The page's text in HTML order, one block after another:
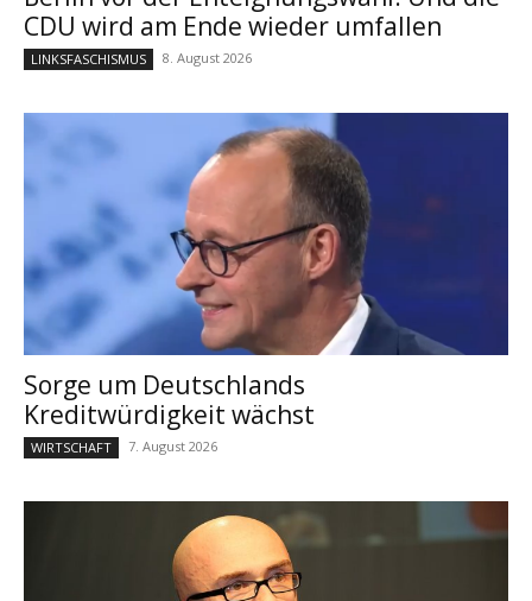
CDU wird am Ende wieder umfallen
LINKSFASCHISMUS 8. August 2026
Sorge um Deutschlands
Kreditwürdigkeit wächst
WIRTSCHAFT 7. August 2026